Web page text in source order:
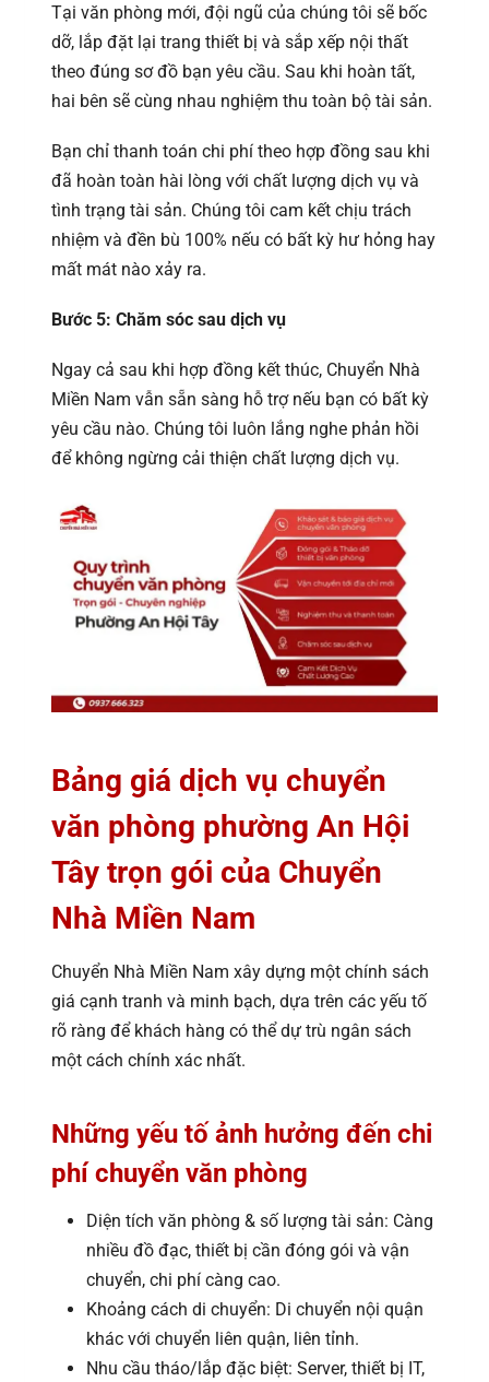
Tại văn phòng mới, đội ngũ của chúng tôi sẽ bốc
dỡ, lắp đặt lại trang thiết bị và sắp xếp nội thất
theo đúng sơ đồ bạn yêu cầu. Sau khi hoàn tất,
hai bên sẽ cùng nhau nghiệm thu toàn bộ tài sản.
Bạn chỉ thanh toán chi phí theo hợp đồng sau khi
đã hoàn toàn hài lòng với chất lượng dịch vụ và
tình trạng tài sản. Chúng tôi cam kết chịu trách
nhiệm và đền bù 100% nếu có bất kỳ hư hỏng hay
mất mát nào xảy ra.
Bước 5: Chăm sóc sau dịch vụ
Ngay cả sau khi hợp đồng kết thúc, Chuyển Nhà
Miền Nam vẫn sẵn sàng hỗ trợ nếu bạn có bất kỳ
yêu cầu nào. Chúng tôi luôn lắng nghe phản hồi
để không ngừng cải thiện chất lượng dịch vụ.
Bảng giá dịch vụ chuyển
văn phòng phường An Hội
Tây trọn gói của Chuyển
Nhà Miền Nam
Chuyển Nhà Miền Nam xây dựng một chính sách
giá cạnh tranh và minh bạch, dựa trên các yếu tố
rõ ràng để khách hàng có thể dự trù ngân sách
một cách chính xác nhất.
Những yếu tố ảnh hưởng đến chi
phí chuyển văn phòng
Diện tích văn phòng & số lượng tài sản: Càng
nhiều đồ đạc, thiết bị cần đóng gói và vận
chuyển, chi phí càng cao.
Khoảng cách di chuyển: Di chuyển nội quận
khác với chuyển liên quận, liên tỉnh.
Nhu cầu tháo/lắp đặc biệt: Server, thiết bị IT,